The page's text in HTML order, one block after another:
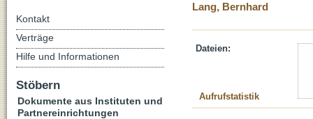
Lang, Bernhard
Dateien:
Aufrufstatistik
Kontakt
Verträge
Hilfe und Informationen
Stöbern
Dokumente aus Instituten und
Partnereinrichtungen